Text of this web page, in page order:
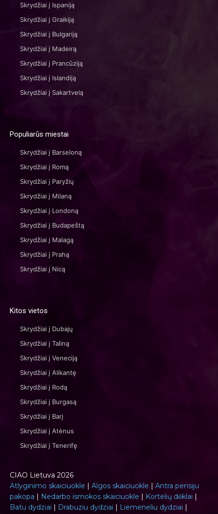
Skrydžiai į Ispaniją
Skrydžiai į Graikiją
Skrydžiai į Bulgariją
Skrydžiai į Madeirą
Skrydžiai į Prancūziją
Skrydžiai į Islandiją
Skrydžiai į Sakartvelą
Populiarūs miestai
Skrydžiai į Barseloną
Skrydžiai į Romą
Skrydžiai į Paryžių
Skrydžiai į Milaną
Skrydžiai į Londoną
Skrydžiai į Budapeštą
Skrydžiai į Malagą
Skrydžiai į Prahą
Skrydžiai į Nicą
Kitos vietos
Skrydžiai į Dubajų
Skrydžiai į Taliną
Skrydžiai į Veneciją
Skrydžiai į Alikantę
Skrydžiai į Rodą
Skrydžiai į Burgasą
Skrydžiai į Barį
Skrydžiai į Atėnus
Skrydžiai į Tenerifę
CIAO Lietuva 2026
Atlyginimo skaiciuokle | Algos skaiciuokle | Antra pensiju
pakopa | Nedarbo ismokos skaiciuokle | Kortelių dėklai |
Batu dydziai | Drabuziu dydziai | Liemeneliu dydziai |